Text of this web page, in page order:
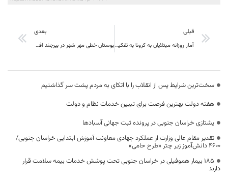
قبلی
آمار روزانه مبتلایان به کرونا به تفکیک شهرستان های خراسان جنوبی
بعدی
بوستان خطی مهر شهر در بیرجند افتتاح شد
سخت‌ترین شرایط پس از انقلاب را با اتکای به مردم پشت سر گذاشتیم
هفته دولت بهترین فرصت برای تبیین خدمات نظام و دولت
یشتازی خراسان جنوبی در پرونده ثبت جهانی آسبادها
تقدیر مقام عالی وزارت از عملکرد جهادی معاونت آموزش ابتدایی خراسان جنوبی/
۴۶۰۰ دانش‌آموز زیر چتر «طرح حامی»
۱۸۵ بیمار هموفیلی در خراسان جنوبی تحت پوشش خدمات بیمه سلامت قرار
دارند